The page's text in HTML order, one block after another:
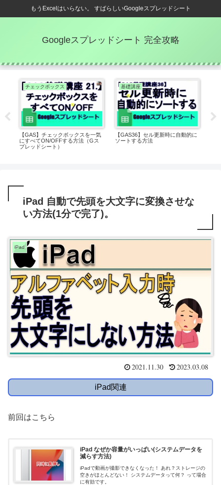
もうExcelはいらない。 すばらしいGoogleスプレッドシート
Googleスプレッドシート 完全攻略
チェックボックス
【GAS】チェックボックスを一気
にすべてON/OFFする方法（Gス
プレッドシート）
基礎講座
【GAS36】セル更新時に自動的に
ソートする方法
iPad 自動で先頭を大文字に変換させな
い方法(1分で完了)。
iPad
2021.11.30 2023.03.08
iPad関連
前回はこちら
iPad なぜか容量がいっぱい(システムデータを
減らす方法)
iPadで動画が撮影できなくなった！ あれ？ストレージの
空きがほとんどない！ システムデータって何？ って場合
に有効です。